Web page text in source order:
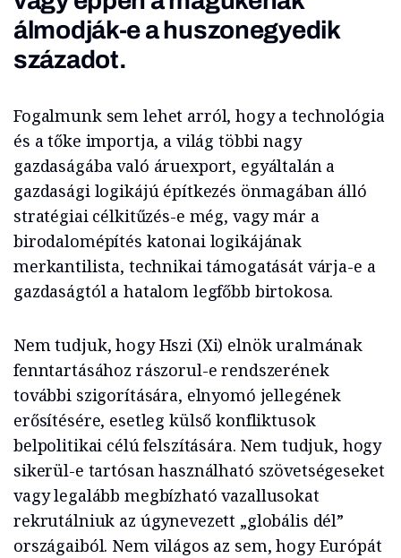
álmodják-e a huszonegyedik
századot.
Fogalmunk sem lehet arról, hogy a technológia
és a tőke importja, a világ többi nagy
gazdaságába való áruexport, egyáltalán a
gazdasági logikájú építkezés önmagában álló
stratégiai célkitűzés-e még, vagy már a
birodalomépítés katonai logikájának
merkantilista, technikai támogatását várja-e a
gazdaságtól a hatalom legfőbb birtokosa.
Nem tudjuk, hogy Hszi (Xi) elnök uralmának
fenntartásához rászorul-e rendszerének
további szigorítására, elnyomó jellegének
erősítésére, esetleg külső konfliktusok
belpolitikai célú felszítására. Nem tudjuk, hogy
sikerül-e tartósan használható szövetségeseket
vagy legalább megbízható vazallusokat
rekrutálniuk az úgynevezett „globális dél”
országaiból. Nem világos az sem, hogy Európát